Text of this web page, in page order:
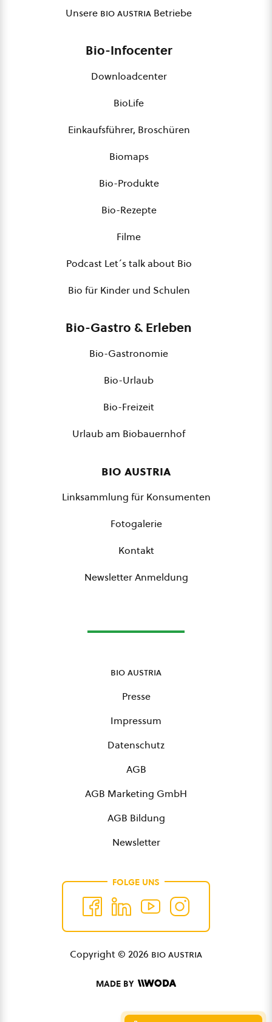
Unsere bio austria Betriebe
Bio-Infocenter
Downloadcenter
BioLife
Einkaufsführer, Broschüren
Biomaps
Bio-Produkte
Bio-Rezepte
Filme
Podcast Let´s talk about Bio
Bio für Kinder und Schulen
Bio-Gastro & Erleben
Bio-Gastronomie
Bio-Urlaub
Bio-Freizeit
Urlaub am Biobauernhof
bio austria
Linksammlung für Konsumenten
Fotogalerie
Kontakt
Newsletter Anmeldung
bio austria
Presse
Impressum
Datenschutz
AGB
AGB Marketing GmbH
AGB Bildung
Newsletter
FOLGE UNS
Copyright © 2026 bio austria
MADE BY